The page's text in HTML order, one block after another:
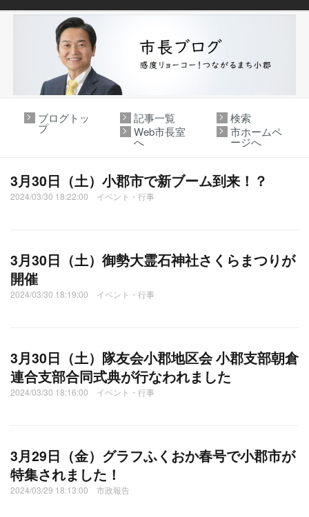
ブログトッ
プ
記事一覧
検索
Web市長室
へ
市ホームペ
ージへ
3月30日（土）小郡市で新ブーム到来！？
2024/03/30 18:22:00 イベント・行事
3月30日（土）御勢大霊石神社さくらまつりが
開催
2024/03/30 18:19:00 イベント・行事
3月30日（土）隊友会小郡地区会 小郡支部朝倉
連合支部合同式典が行なわれました
2024/03/30 18:16:00 イベント・行事
3月29日（金）グラフふくおか春号で小郡市が
特集されました！
2024/03/29 18:13:00 市政報告